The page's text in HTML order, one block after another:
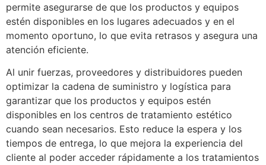
permite asegurarse de que los productos y equipos
estén disponibles en los lugares adecuados y en el
momento oportuno, lo que evita retrasos y asegura una
atención eficiente.
Al unir fuerzas, proveedores y distribuidores pueden
optimizar la cadena de suministro y logística para
garantizar que los productos y equipos estén
disponibles en los centros de tratamiento estético
cuando sean necesarios. Esto reduce la espera y los
tiempos de entrega, lo que mejora la experiencia del
cliente al poder acceder rápidamente a los tratamientos